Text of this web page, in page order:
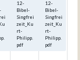
12-
Bibel-
Singfrei
zeit_Ku
rt-
Philipp.
pdf
12-
Bibel-
Singfrei
zeit_Ku
rt-
Philipp.
pdf